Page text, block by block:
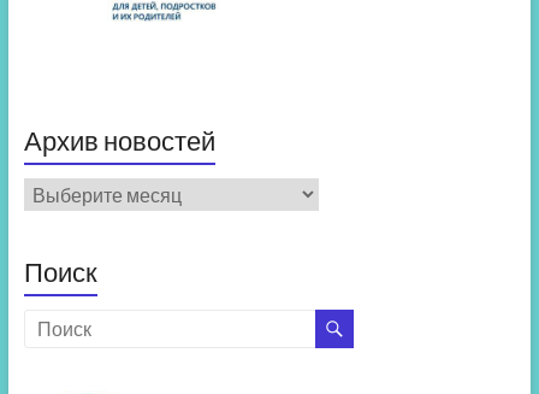
Архив новостей
Архив
новостей
Поиск